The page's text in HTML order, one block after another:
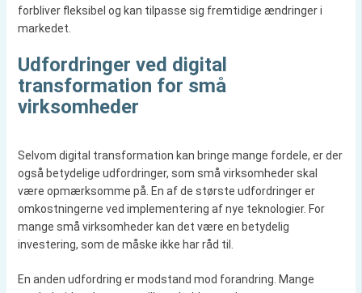
forbliver fleksibel og kan tilpasse sig fremtidige ændringer i
markedet.
Udfordringer ved digital
transformation for små
virksomheder
Selvom digital transformation kan bringe mange fordele, er der
også betydelige udfordringer, som små virksomheder skal
være opmærksomme på. En af de største udfordringer er
omkostningerne ved implementering af nye teknologier. For
mange små virksomheder kan det være en betydelig
investering, som de måske ikke har råd til.
En anden udfordring er modstand mod forandring. Mange